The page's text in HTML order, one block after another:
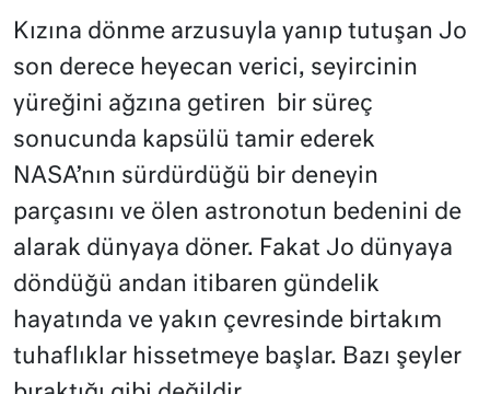
Kızına dönme arzusuyla yanıp tutuşan Jo
son derece heyecan verici, seyircinin
yüreğini ağzına getiren bir süreç
sonucunda kapsülü tamir ederek
NASA’nın sürdürdüğü bir deneyin
parçasını ve ölen astronotun bedenini de
alarak dünyaya döner. Fakat Jo dünyaya
döndüğü andan itibaren gündelik
hayatında ve yakın çevresinde birtakım
tuhaflıklar hissetmeye başlar. Bazı şeyler